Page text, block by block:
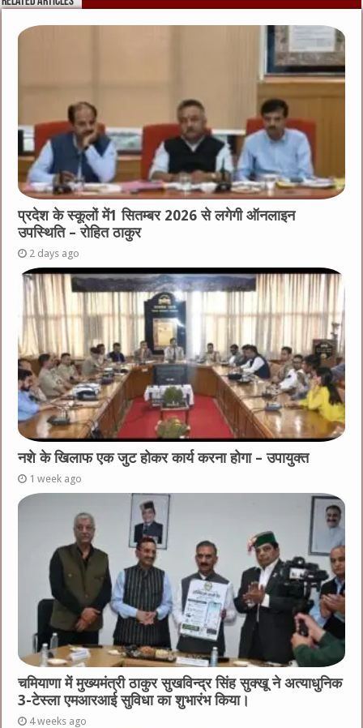
प्रदेश के स्कूलों में1 सितम्बर 2026 से लगेगी ऑनलाइन
उपस्थिति – रोहित ठाकुर
2 days ago
नशे के खिलाफ एक जुट होकर कार्य करना होगा – उपायुक्त
1 week ago
चमियाणा में मुख्यमंत्री ठाकुर सुखविन्द्र सिंह सुक्खू ने अत्याधुनिक
3-टेस्ला एमआरआई सुविधा का शुभारंभ किया।
4 weeks ago